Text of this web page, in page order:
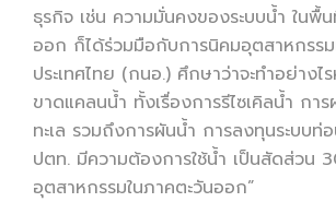
ธุรกิจ เช่น ความมั่นคงของระบบน้ำ ในพื้
ออก ก็ได้ร่วมมือกับการนิคมอุตสาหกรร
ประเทศไทย (กนอ.) ศึกษาว่าจะทำอย่างไ
ขาดแคลนน้ำ ทั้งเรื่องการรีไซเคิลน้ำ กา
ทะเล รวมถึงการผันน้ำ การลงทุนระบบท่
ปตท. มีความต้องการใช้น้ำ เป็นสัดส่วน
อุตสาหกรรมในภาคตะวันออก”